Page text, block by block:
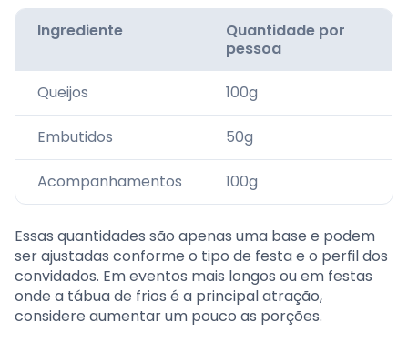
Ingrediente
Quantidade por
pessoa
Queijos 100g
Embutidos 50g
Acompanhamentos 100g
Essas quantidades são apenas uma base e podem
ser ajustadas conforme o tipo de festa e o perfil dos
convidados. Em eventos mais longos ou em festas
onde a tábua de frios é a principal atração,
considere aumentar um pouco as porções.